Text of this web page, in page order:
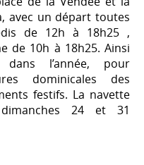
avec un départ toutes
de 12h à 18h25 ,
de 10h à 18h25. Ainsi
l’année, pour
dominicales des
festifs. La navette
24 et 31